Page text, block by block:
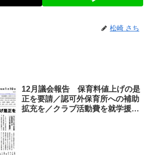
松崎 さち
12月議会報告 保育料値上げの是
正を要請／認可外保育所への補助
拡充を／クラブ活動費を就学援助